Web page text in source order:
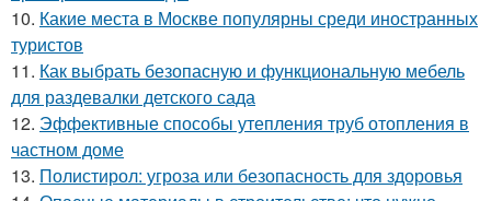
10. Какие места в Москве популярны среди иностранных
туристов
11. Как выбрать безопасную и функциональную мебель
для раздевалки детского сада
12. Эффективные способы утепления труб отопления в
частном доме
13. Полистирол: угроза или безопасность для здоровья